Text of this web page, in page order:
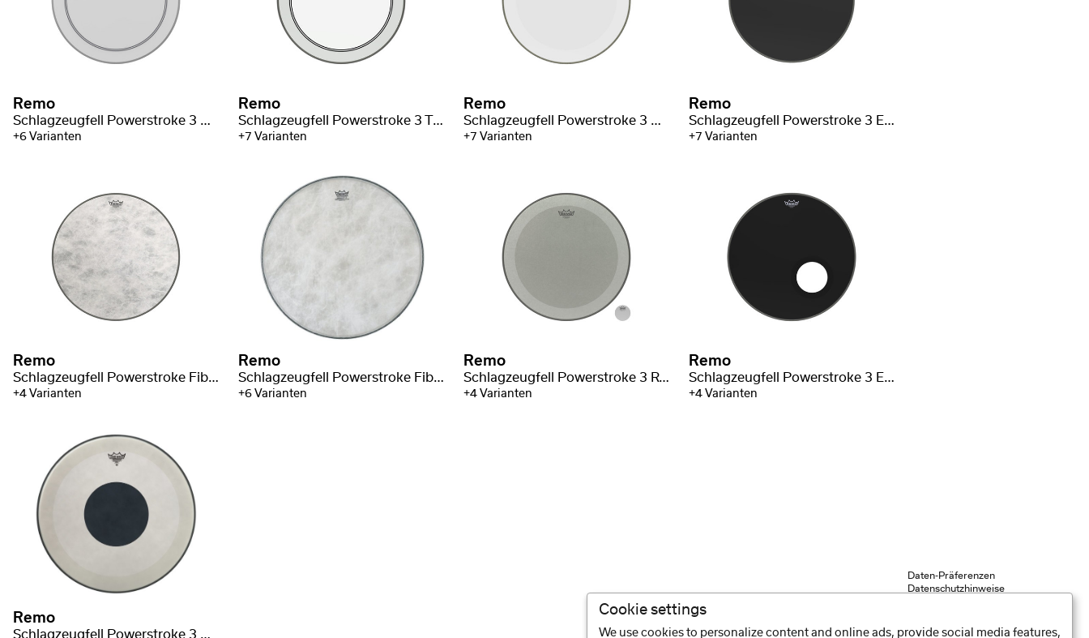
Remo
Schlagzeugfell Powerstroke 3 Weiß aufgeraut Bassdrum
+6 Varianten
Remo
Schlagzeugfell Powerstroke 3 Transparent Bassdrum
+7 Varianten
Remo
Schlagzeugfell Powerstroke 3 weiß glatt Bassdrum
+7 Varianten
Remo
Schlagzeugfell Powerstroke 3 Ebony Bassdrum
+7 Varianten
Remo
Schlagzeugfell Powerstroke Fiberskyn 3 Bassdrum
+4 Varianten
Remo
Schlagzeugfell Powerstroke Fiberskyn 3 Bassdrum
+6 Varianten
Remo
Schlagzeugfell Powerstroke 3 Renaissance Bassdrum
+4 Varianten
Remo
Schlagzeugfell Powerstroke 3 Ebony Bassdrum
+4 Varianten
Remo
Schlagzeugfell Powerstroke 3 weiß aufgeraut Black Dot
Daten-Präferenzen
Datenschutzhinweise
Cookie settings
We use cookies to personalize content and online ads, provide social media features,